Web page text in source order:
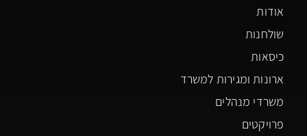
אודות
שולחנות
כיסאות
ארונות ומגירות למשרד
משרדי מנהלים
פרויקטים